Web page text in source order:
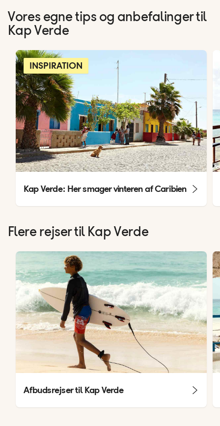
Vores egne tips og anbefalinger til
Kap Verde
INSPIRATION
Kap Verde: Her smager vinteren af Caribien
Flere rejser til Kap Verde
Afbudsrejser til Kap Verde